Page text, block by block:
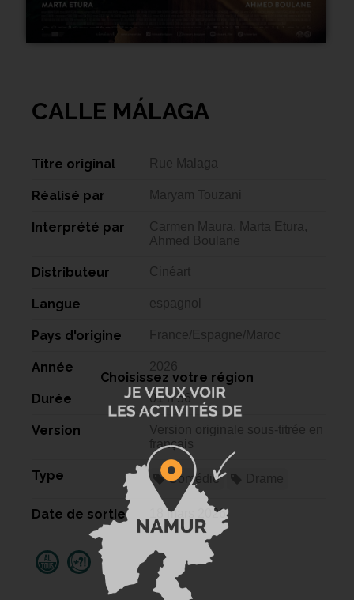
CALLE MÁLAGA
Titre original Rue Malaga
Réalisé par Maryam Touzani
Interprété par
Carmen Maura, Marta Etura,
Ahmed Boulane
Distributeur Cinéart
Langue espagnol
Pays d'origine France/Espagne/Maroc
Année 2026
Durée 01 h 56
Version
Version originale sous-titrée en
français
Type Comédie
Date de sortie 18 mars 2026
Choisissez votre région